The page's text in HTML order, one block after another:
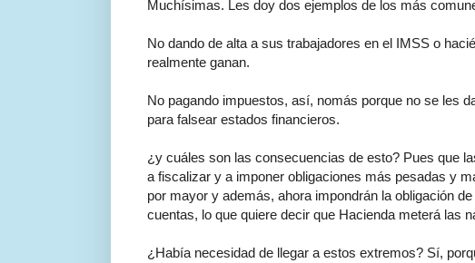
Muchísimas. Les doy dos ejemplos de los más
No dando de alta a sus trabajadores en el IMSS o
realmente ganan.
No pagando impuestos, así, nomás porque no se les
para falsear estados financieros.
¿y cuáles son las consecuencias de esto? Pues que
a fiscalizar y a imponer obligaciones más pesadas y
por mayor y además, ahora impondrán la obligación
cuentas, lo que quiere decir que Hacienda meterá las
¿Había necesidad de llegar a estos extremos? Sí,